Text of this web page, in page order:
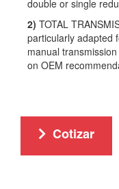
double or single
2) TOTAL
particularly adapted
manual
on OEM
Cotizar